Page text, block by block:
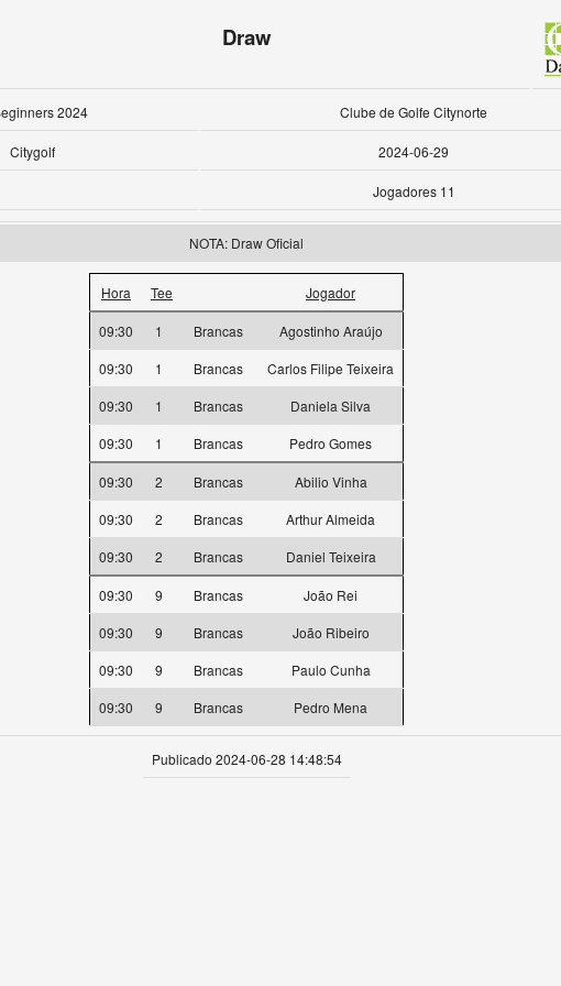
Draw
2024 Clube de Golfe Citynorte
Citygolf 2024-06-29
Jogadores 11
NOTA: Draw Oficial
Hora Tee Jogador
09:30 1 Brancas
Agostinho Araújo
09:30
1 Brancas
Carlos Filipe Teixeira
09:30
1 Brancas
Daniela Silva
09:30
1 Brancas Pedro Gomes
09:30 2 Brancas
Abilio Vinha
09:30
2 Brancas
Arthur Almeida
09:30
2 Brancas Daniel Teixeira
09:30 9 Brancas
João Rei
09:30
9 Brancas
João Ribeiro
09:30
9 Brancas
Paulo Cunha
09:30
9 Brancas Pedro Mena
Publicado 2024-06-28 14:48:54